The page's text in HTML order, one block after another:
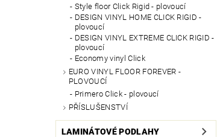
Style floor Click Rigid - plovoucí
DESIGN VINYL HOME CLICK RIGID -
plovoucí
DESIGN VINYL EXTREME CLICK RIGID -
plovoucí
Economy vinyl Click
EURO VINYL FLOOR FOREVER -
PLOVOUCÍ
Primero Click - plovoucí
PŘÍSLUŠENSTVÍ
LAMINÁTOVÉ PODLAHY